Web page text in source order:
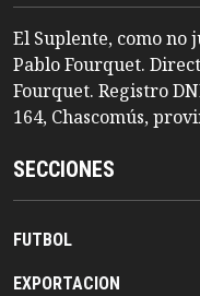
El Suplente, como no
Pablo Fourquet.
Fourquet. Registro
164, Chascomús,
SECCIONES
FUTBOL
EXPORTACION